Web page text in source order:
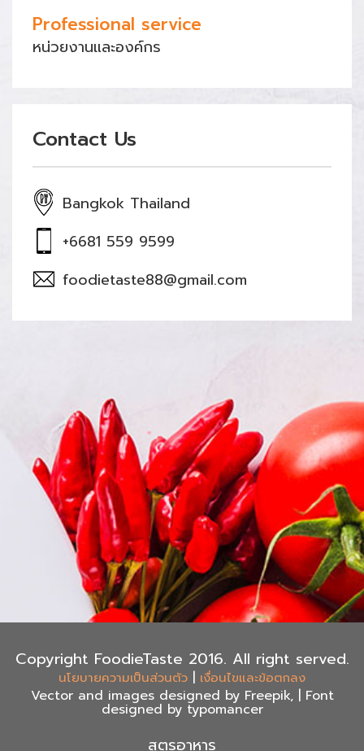
Professional service
หน่วยงานและองค์กร
Contact Us
Bangkok Thailand
+6681 559 9599
foodietaste88@gmail.com
Copyright FoodieTaste 2016. All right served.
นโยบายความเป็นส่วนตัว เงื่อนไขและข้อตกลง
Vector and images designed by Freepik, | Font
designed by typomancer
สูตรอาหาร